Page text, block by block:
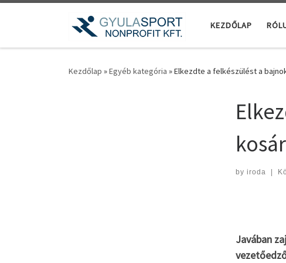
Teljes tartalom megjelenítése
KEZDŐLAP
Kezdőlap »Egyéb kategória »Elkezdte a felkészülést a
by iroda |
Javában